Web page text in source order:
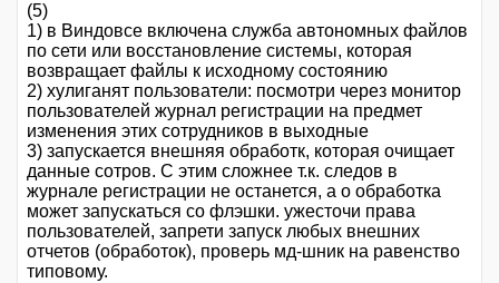
(5)
1) в Виндовсе включена служба автономных файлов
по сети или восстановление системы, которая
возвращает файлы к исходному состоянию
2) хулиганят пользователи: посмотри через монитор
пользователей журнал регистрации на предмет
изменения этих сотрудников в выходные
3) запускается внешняя обработк, которая очищает
данные сотров. С этим сложнее т.к. следов в
журнале регистрации не останется, а о обработка
может запускаться со флэшки. ужесточи права
пользователей, запрети запуск любых внешних
отчетов (обработок), проверь мд-шник на равенство
типовому.